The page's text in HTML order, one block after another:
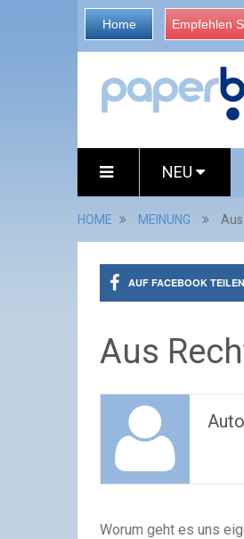
Home Empfehlen
NEU
HOME MEINUNG
AUF FACEBOOK TEILEN
Aus
Worum geht es uns